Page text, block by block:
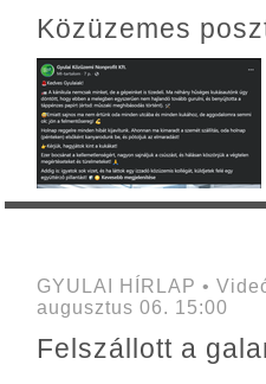
Közüzemes
GYULAI HÍRLAP •
augusztus 06. 15:00
Felszállott a